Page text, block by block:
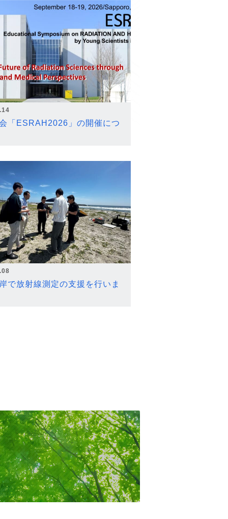
「ESRAH2026」の開催につ
で放射線測定の支援を行いま